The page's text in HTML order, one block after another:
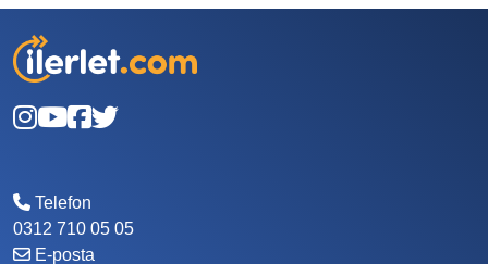
Telefon
0312 710 05 05
E-posta